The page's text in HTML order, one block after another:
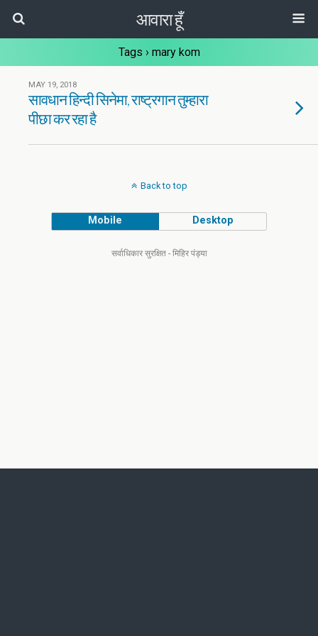
आवारा हूँ
Tags › mary kom
MAY 19, 2018
सावधान हिन्दी सिनेमा, राष्ट्रगान तुम्हारा
पीछा कर रहा है
Back to top
Mobile Desktop
सर्वाधिकार सुरक्षित - मिहिर पंड्या